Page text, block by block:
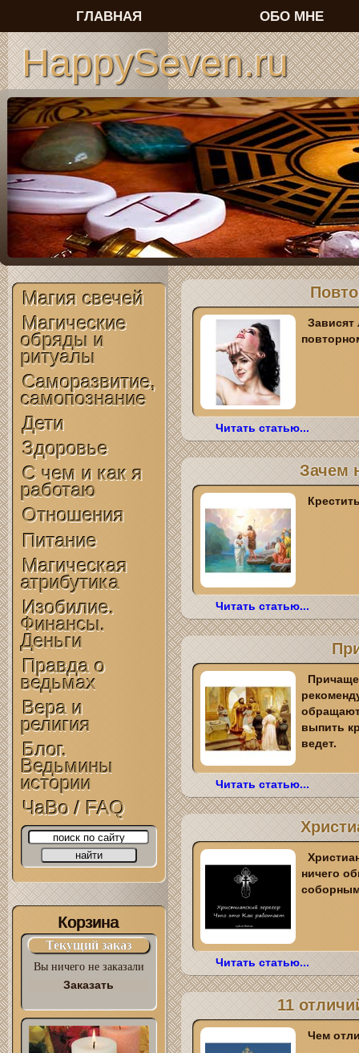
HappySeven.ru
Магия свечей
Магические
обряды и
ритуалы
Саморазвитие,
самопознание
Дети
Здоровье
С чем и как я
работаю
Отношения
Питание
Магическая
атрибутика
Изобилие.
Финансы.
Деньги
Правда о
ведьмах
Вера и
религия
Блог.
Ведьмины
истории
ЧаВо / FAQ
Корзина
Текущий заказ
Вы ничего не заказали
Заказать
Зависят
Читать статью...
Зачем
Читать статью...
обращают
выпить
ведет.
Читать статью...
ничего
соборным
Читать статью...
11
Чем
ГЛАВНАЯ ОБО МНЕ